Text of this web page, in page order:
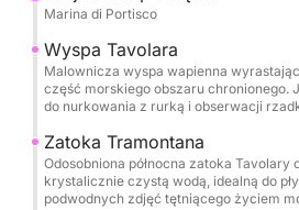
Twój dzień zaczyna się od
wzdłuż północno-wschodniego
docierając do majestatycznej
szmaragdowymi wodami. Ten
morski oferuje jedne z
miejsc do pływania i
Marina di Portisco
Wyspa Tavolara
Malownicza wyspa wapienna
część morskiego obszaru chronionego.
do nurkowania z rurką i obserwacji
Zatoka Tramontana
Odosobniona północna zatoka
krystalicznie czystą wodą, idealną do
podwodnych zdjęć tętniącego życiem